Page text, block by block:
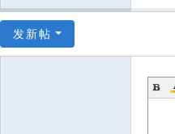
伴
下
发新帖